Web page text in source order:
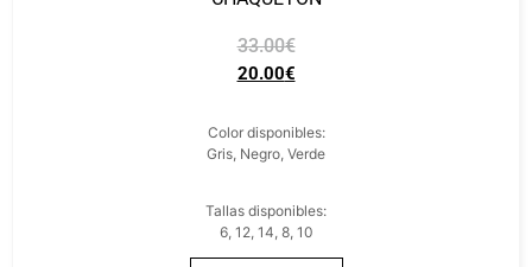
33.00€
20.00€
Color disponibles:
Gris, Negro, Verde
Tallas disponibles:
6, 12, 14, 8, 10